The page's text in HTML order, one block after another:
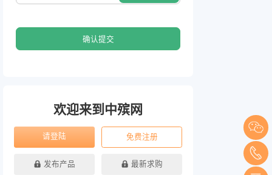
确认提交
欢迎来到中殡网
请登陆 免费注册
发布产品 最新求购